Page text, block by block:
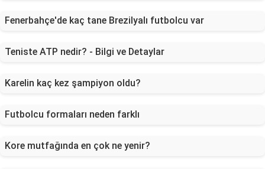
Fenerbahçe'de kaç tane Brezilyalı futbolcu var
Teniste ATP nedir? - Bilgi ve Detaylar
Karelin kaç kez şampiyon oldu?
Futbolcu formaları neden farklı
Kore mutfağında en çok ne yenir?